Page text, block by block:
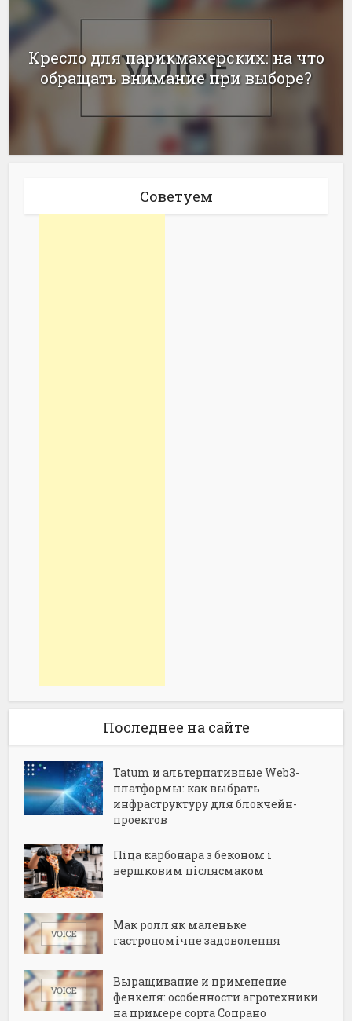
Кресло для парикмахерских: на что
обращать внимание при выборе?
Советуем
Последнее на сайте
Tatum и альтернативные Web3-
платформы: как выбрать
инфраструктуру для блокчейн-
проектов
Піца карбонара з беконом і
вершковим післясмаком
Мак ролл як маленьке
гастрономічне задоволення
Выращивание и применение
фенхеля: особенности агротехники
на примере сорта Сопрано